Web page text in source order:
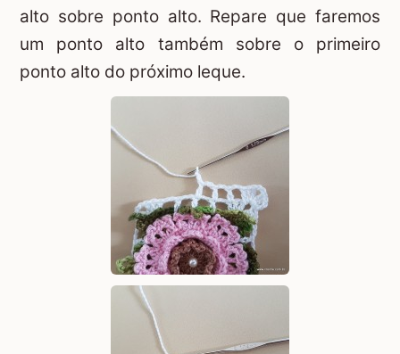
alto sobre ponto alto. Repare que faremos
um ponto alto também sobre o primeiro
ponto alto do próximo leque.